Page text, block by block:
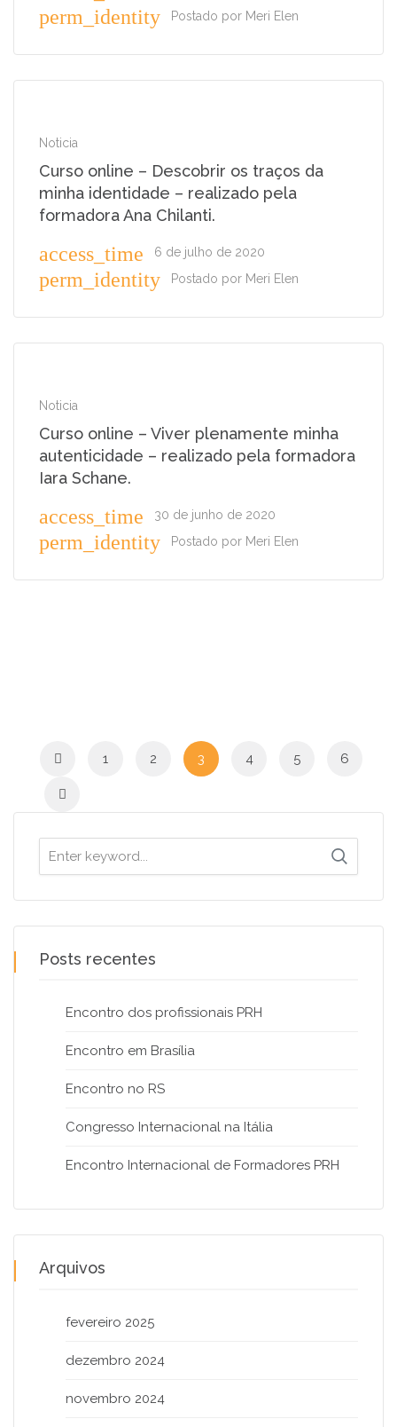
perm_identity
Postado por Meri Elen
Noticia
Curso online – Descobrir os traços da
minha identidade – realizado pela
formadora Ana Chilanti.
access_time 6 de julho de 2020
perm_identity Postado por Meri Elen
Noticia
Curso online – Viver plenamente minha
autenticidade – realizado pela formadora
Iara Schane.
access_time 30 de junho de 2020
perm_identity Postado por Meri Elen
1 2 3 4 5 6
Search
for:
Posts recentes
Encontro dos profissionais PRH
Encontro em Brasília
Encontro no RS
Congresso Internacional na Itália
Encontro Internacional de Formadores PRH
Arquivos
fevereiro 2025
dezembro 2024
novembro 2024